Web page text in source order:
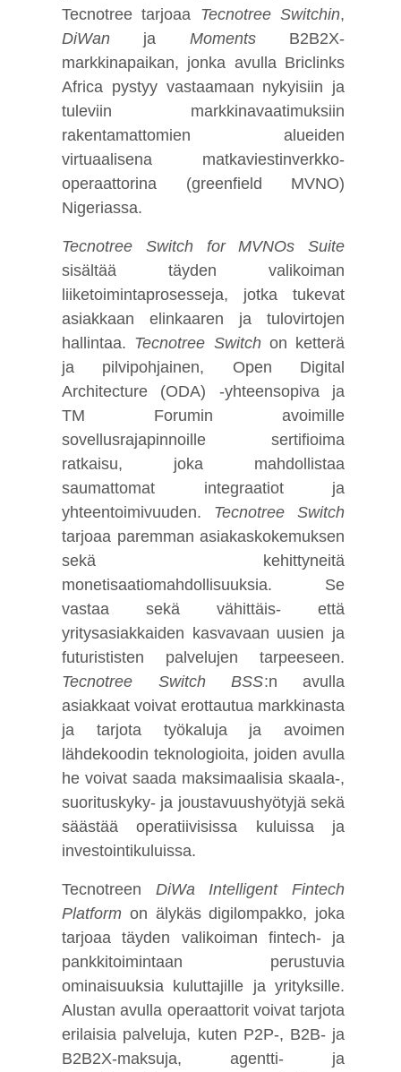
Tecnotree tarjoaa Tecnotree Switchin,
DiWan ja MomentsB2B2X-
markkinapaikan, jonka avulla Briclinks
Africa pystyy vastaamaan nykyisiin ja
tuleviin markkinavaatimuksiin
rakentamattomien alueiden
virtuaalisena matkaviestinverkko-
operaattorina (greenfield MVNO)
Nigeriassa.
Tecnotree Switch for MVNOs
Suite
sisältää täyden valikoiman
liiketoimintaprosesseja, jotka tukevat
asiakkaan elinkaaren ja tulovirtojen
hallintaa. Tecnotree Switchon ketterä
ja pilvipohjainen, Open Digital
Architecture (ODA) -yhteensopiva ja
TM Forumin avoimille
sovellusrajapinnoille sertifioima
ratkaisu, joka mahdollistaa
saumattomat integraatiot ja
yhteentoimivuuden. Tecnotree Switch
tarjoaa paremman asiakaskokemuksen
sekä kehittyneitä
monetisaatiomahdollisuuksia. Se
vastaa sekä vähittäis- että
yritysasiakkaiden kasvavaan uusien ja
futurististen palvelujen tarpeeseen.
Tecnotree Switch BSS:n avulla
asiakkaat voivat erottautua markkinasta
ja tarjota työkaluja ja avoimen
lähdekoodin teknologioita, joiden avulla
he voivat saada maksimaalisia skaala-,
suorituskyky- ja joustavuushyötyjä sekä
säästää operatiivisissa kuluissa ja
investointikuluissa.
Tecnotreen DiWa Intelligent Fintech
Platform on älykäs digilompakko, joka
tarjoaa täyden valikoiman fintech- ja
pankkitoimintaan perustuvia
ominaisuuksia kuluttajille ja yrityksille.
Alustan avulla operaattorit voivat tarjota
erilaisia palveluja, kuten P2P-, B2B- ja
B2B2X-maksuja, agentti- ja